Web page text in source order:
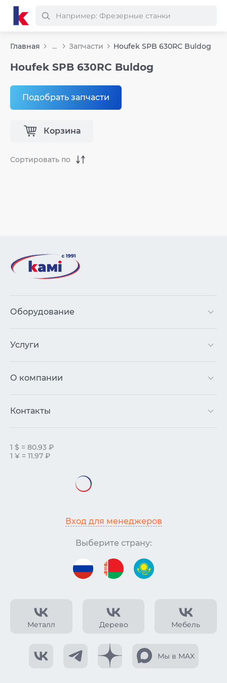
Главная ... Запчасти Houfek SPB 630RC Buldog
Houfek SPB 630RC Buldog
Подобрать запчасти
Корзина
Металл Дерево Мебель
Мы в MAX
Оборудование
Услуги
О компании
Контакты
1 $ = 80.93 ₽
1 ¥ = 11.97 ₽
Вход для менеджеров
Выберите страну: